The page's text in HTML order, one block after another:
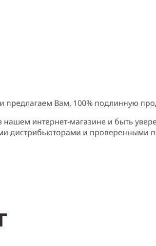
Вам, 100% подлинную
интернет-магазине и быть
дистрибьюторами и проверенными